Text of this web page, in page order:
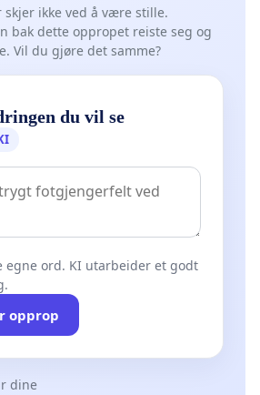
skjer ikke ved å være stille.
bak dette oppropet reiste seg og
Vil du gjøre det samme?
du vil se
egne ord. KI utarbeider et godt
opprop
dine